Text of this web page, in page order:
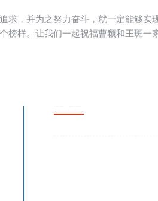
求，并为之努力奋斗，就一定能够实
榜样。让我们一起祝福曹颖和王斑一